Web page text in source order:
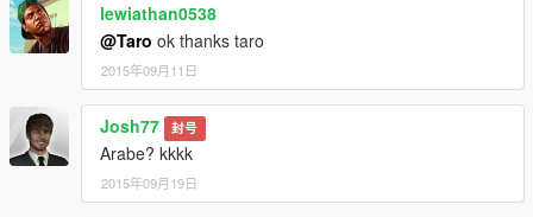
lewiathan0538
@Taro ok thanks taro
2015年09月11日
Josh77 封号
Arabe? kkkk
2015年09月19日